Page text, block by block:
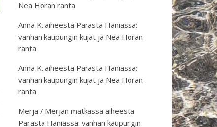
Nea Horan ranta
Anna K. aiheesta Parasta Haniassa:
vanhan kaupungin kujat ja Nea Horan
ranta
Anna K. aiheesta Parasta Haniassa:
vanhan kaupungin kujat ja Nea Horan
ranta
Merja / Merjan matkassa aiheesta
Parasta Haniassa: vanhan kaupungin